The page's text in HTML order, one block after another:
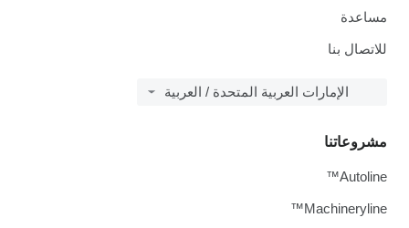
مساعدة
للاتصال بنا
الإمارات العربية المتحدة / العربية
مشروعاتنا
Autoline™
Machineryline™